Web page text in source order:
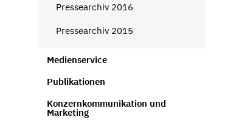
Pressearchiv 2016
Pressearchiv 2015
Medienservice
Publikationen
Konzernkommunikation und
Marketing